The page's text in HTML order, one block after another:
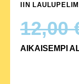
IIN
12,00
AIKAISEMPI